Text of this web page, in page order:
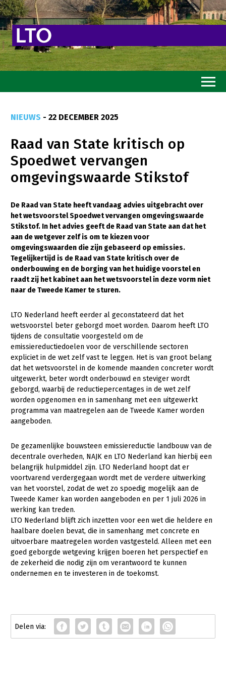
Goed eten
Mooi groen
Sterk ondernemerschap
Transitiepaden
Thema’s
Gezonde planten
Gezonde dieren
Natuur, klimaat en energie
Platteland en omgeving
Mens, ondernemerschap en onderwijs
Internationaal
Sectoren
Dier
Biologische Landbouw
Kalverhouderij
Konijnenhouderij
Melkveehouderij
Paardenhouderij
Pluimveehouderij
Schapenhouderij
Varkenshouderij
Vleesveehouderij
Akkerbouw
Biologische Landbouw
NIEUWS - 22 DECEMBER 2025
Raad van State kritisch op
Spoedwet vervangen
omgevingswaarde Stikstof
De Raad van State heeft vandaag advies uitgebracht over
het wetsvoorstel Spoedwet vervangen omgevingswaarde
Stikstof. In het advies geeft de Raad van State aan dat het
aan de wetgever zelf is om te kiezen voor
omgevingswaarden die zijn gebaseerd op emissies.
Tegelijkertijd is de Raad van State kritisch over de
onderbouwing en de borging van het huidige voorstel en
raadt zij het kabinet aan het wetsvoorstel in deze vorm niet
naar de Tweede Kamer te sturen.
LTO Nederland heeft eerder al geconstateerd dat het
wetsvoorstel beter geborgd moet worden. Daarom heeft LTO
tijdens de consultatie voorgesteld om de
emissiereductiedoelen voor de verschillende sectoren
expliciet in de wet zelf vast te leggen. Het is van groot belang
dat het wetsvoorstel in de komende maanden concreter wordt
uitgewerkt, beter wordt onderbouwd en steviger wordt
geborgd, waarbij de reductiepercentages in de wet zelf
worden opgenomen en in samenhang met een uitgewerkt
programma van maatregelen aan de Tweede Kamer worden
aangeboden.
De gezamenlijke bouwsteen emissiereductie landbouw van de
decentrale overheden, NAJK en LTO Nederland kan hierbij een
belangrijk hulpmiddel zijn. LTO Nederland hoopt dat er
voortvarend verdergegaan wordt met de verdere uitwerking
van het voorstel, zodat de wet zo spoedig mogelijk aan de
Tweede Kamer kan worden aangeboden en per 1 juli 2026 in
werking kan treden.
LTO Nederland blijft zich inzetten voor een wet die heldere en
haalbare doelen bevat, die in samenhang met concrete en
uitvoerbare maatregelen worden vastgesteld. Alleen met een
goed geborgde wetgeving krijgen boeren het perspectief en
de zekerheid die nodig zijn om verantwoord te kunnen
ondernemen en te investeren in de toekomst.